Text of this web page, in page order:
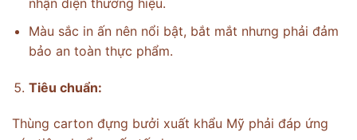
nhận diện thương hiệu.
Màu sắc in ấn nên nổi bật, bắt mắt nhưng phải đảm
bảo an toàn thực phẩm.
Tiêu chuẩn:
Thùng carton đựng bưởi xuất khẩu Mỹ phải đáp ứng